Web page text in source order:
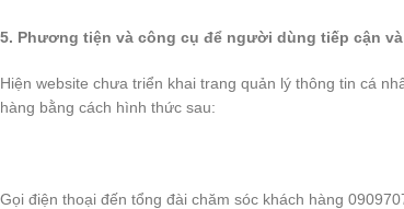
5. Phương tiện và công cụ để người dùng tiếp cận
Hiện website chưa triển khai trang quản lý thông tin cá
hàng bằng cách hình thức sau:
Gọi điện thoại đến tổng đài chăm sóc khách hàng